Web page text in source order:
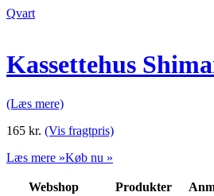
Qvart
Kassettehus
(Læs mere)
165 kr. (Vis fragtpris)
Læs mere »Køb nu »
Webshop Produkter